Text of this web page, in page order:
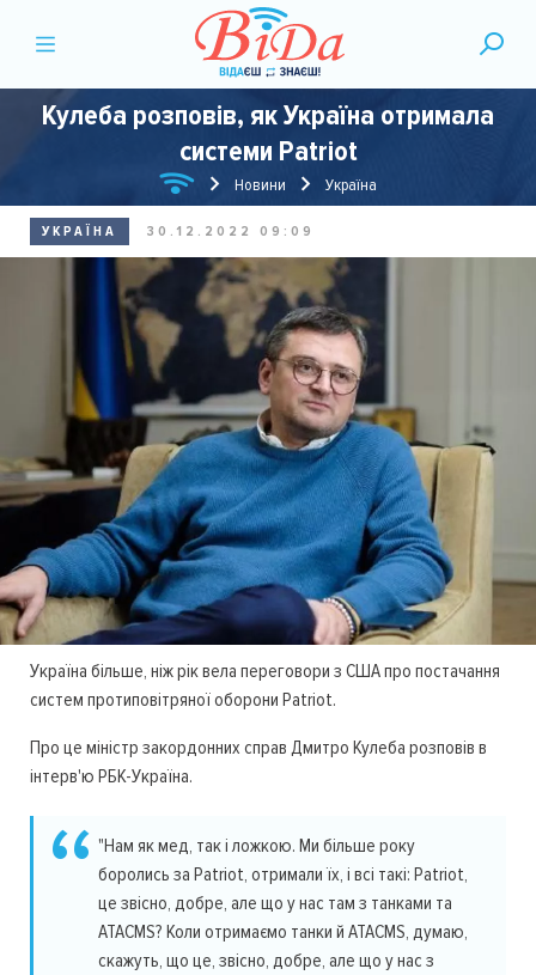
Кулеба розповів, як Україна отримала
системи Patriot
Новини Україна
УКРАЇНА 30.12.2022 09:09
Україна більше, ніж рік вела переговори з США про постачання
систем протиповітряної оборони Patriot.
Про це міністр закордонних справ Дмитро Кулеба розповів в
інтерв'ю РБК-Україна.
"Нам як мед, так і ложкою. Ми більше року
боролись за Patriot, отримали їх, і всі такі: Patriot,
це звісно, добре, але що у нас там з танками та
ATACMS? Коли отримаємо танки й ATACMS, думаю,
скажуть, що це, звісно, добре, але що у нас з